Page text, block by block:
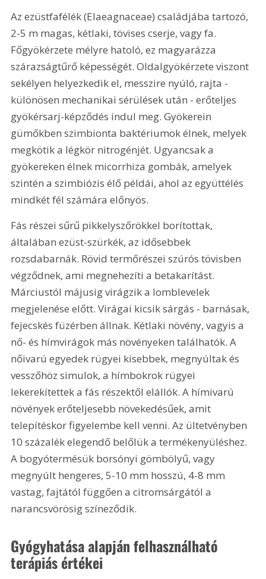
Az ezüstfafélék (Elaeagnaceae) családjába tartozó,
2-5 m magas, kétlaki, tövises cserje, vagy fa.
Főgyökérzete mélyre hatoló, ez magyarázza
szárazságtűrő képességét. Oldalgyökérzete viszont
sekélyen helyezkedik el, messzire nyúló, rajta -
különösen mechanikai sérülések után - erőteljes
gyökérsarj-képződés indul meg. Gyökerein
gümőkben szimbionta baktériumok élnek, melyek
megkötik a légkör nitrogénjét. Ugyancsak a
gyökereken élnek micorrhiza gombák, amelyek
szintén a szimbiózis élő példái, ahol az együttélés
mindkét fél számára előnyös.
Fás részei sűrű pikkelyszőrökkel borítottak,
általában ezüst-szürkék, az idősebbek
rozsdabarnák. Rövid termőrészei szúrós tövisben
végződnek, ami megnehezíti a betakarítást.
Márciustól májusig virágzik a lomblevelek
megjelenése előtt. Virágai kicsik sárgás - barnásak,
fejecskés füzérben állnak. Kétlaki növény, vagyis a
nő- és hímvirágok más növényeken találhatók. A
nőivarú egyedek rügyei kisebbek, megnyúltak és
vesszőhöz simulok, a hímbokrok rügyei
lekerekítettek a fás részektől elállók. A hímivarú
növények erőteljesebb növekedésűek, amit
telepítéskor figyelembe kell venni. Az ültetvényben
10 százalék elegendő belőlük a termékenyüléshez.
A bogyótermésük borsónyi gömbölyű, vagy
megnyúlt hengeres, 5-10 mm hosszú, 4-8 mm
vastag, fajtától függően a citromsárgától a
narancsvörösig színeződik.
Gyógyhatása alapján felhasználható
terápiás értékei